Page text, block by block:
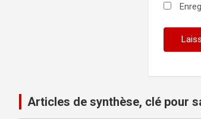
Articles de synthèse, clé pour